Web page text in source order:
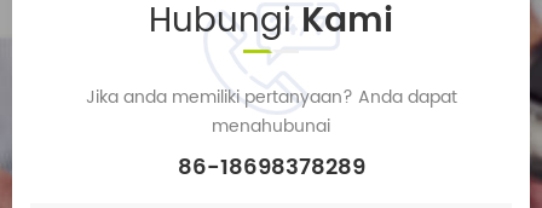
HubungiKami
Jika anda memiliki pertanyaan? Anda dapat
menghubungi
86-18698378289